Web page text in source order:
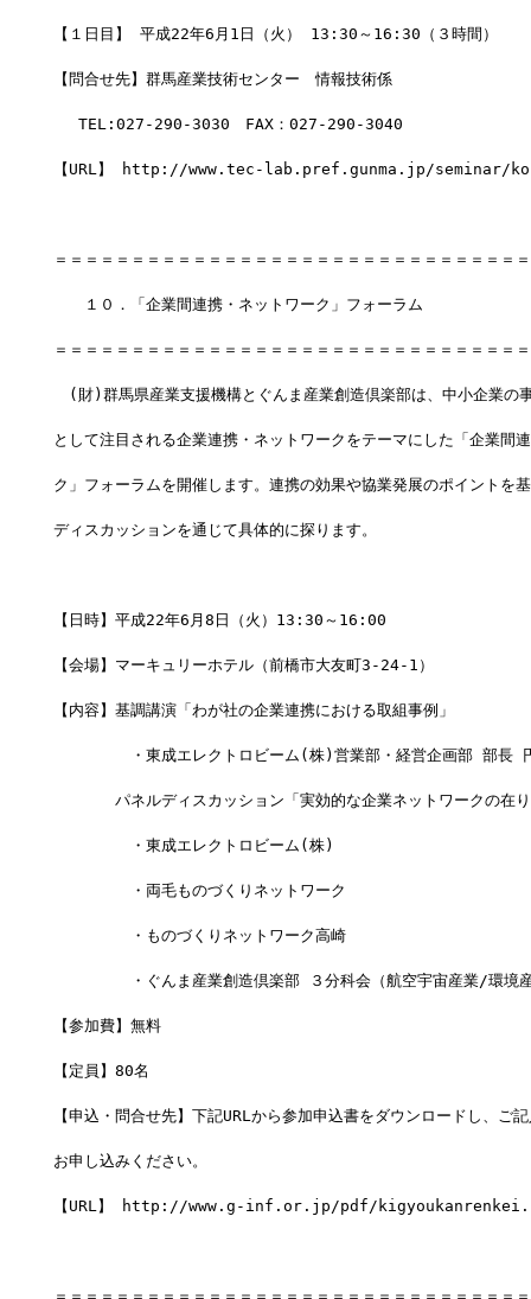
【１日目】 平成22年6月1日（火） 13:30～16:30（３時間）
【問合せ先】群馬産業技術センター　情報技術係
TEL:027-290-3030　FAX：027-290-3040
【URL】 http://www.tec-lab.pref.gunma.jp/seminar/
＝＝＝＝＝＝＝＝＝＝＝＝＝＝＝＝＝＝＝＝＝＝＝＝＝＝＝＝＝＝
１０．「企業間連携・ネットワーク」フォーラム
＝＝＝＝＝＝＝＝＝＝＝＝＝＝＝＝＝＝＝＝＝＝＝＝＝＝＝＝＝＝
(財)群馬県産業支援機構とぐんま産業創造倶楽部は、中小企業の
として注目される企業連携・ネットワークをテーマにした「企業間
ク」フォーラムを開催します。連携の効果や協業発展のポイントを
ディスカッションを通じて具体的に探ります。
【日時】平成22年6月8日（火）13:30～16:00
【会場】マーキュリーホテル（前橋市大友町3-24-1）
【内容】基調講演「わが社の企業連携における取組事例」
・東成エレクトロビーム(株)営業部・経営企画部 部長 円
パネルディスカッション「実効的な企業ネットワークの在り
・東成エレクトロビーム(株)
・両毛ものづくりネットワーク
・ものづくりネットワーク高崎
・ぐんま産業創造倶楽部 ３分科会（航空宇宙産業/環境産
【参加費】無料
【定員】80名
【申込・問合せ先】下記URLから参加申込書をダウンロードし、ご
お申し込みください。
【URL】 http://www.g-inf.or.jp/pdf/